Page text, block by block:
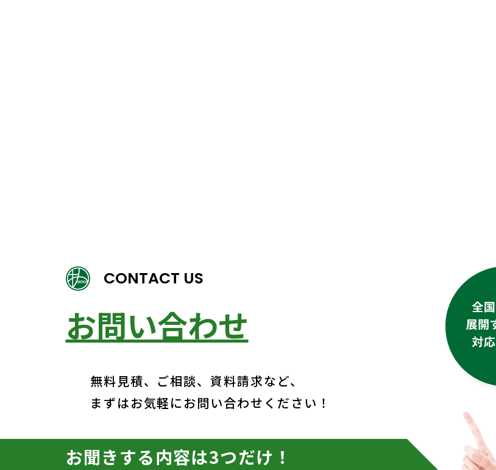
CONTACT US
お問い合わせ
無料見積、ご相談、資料請求など、
まずはお気軽にお問い合わせください！
お聞きする内容は3つだけ！